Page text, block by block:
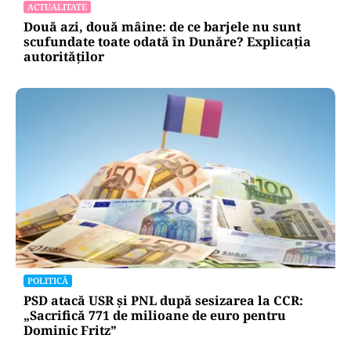
ACTUALITATE
Două azi, două mâine: de ce barjele nu sunt
scufundate toate odată în Dunăre? Explicația
autorităților
POLITICĂ
PSD atacă USR și PNL după sesizarea la CCR:
„Sacrifică 771 de milioane de euro pentru
Dominic Fritz”